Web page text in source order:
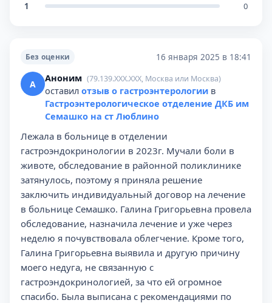
1
0
Без оценки 16 января 2025 в 18:41
А Аноним (79.139.XXX.XXX, Москва или Москва)
оставил отзыв о гастроэнтерологии в
Гастроэнтерологическое отделение ДКБ им
Семашко на ст Люблино
Лежала в больнице в отделении
гастроэндокринологии в 2023г. Мучали боли в
животе, обследование в районной поликлинике
затянулось, поэтому я приняла решение
заключить индивидуальный договор на лечение
в больнице Семашко. Галина Григорьевна провела
обследование, назначила лечение и уже через
неделю я почувствовала облегчение. Кроме того,
Галина Григорьевна выявила и другую причину
моего недуга, не связанную с
гастроэндокринологией, за что ей огромное
спасибо. Была выписана с рекомендациями по